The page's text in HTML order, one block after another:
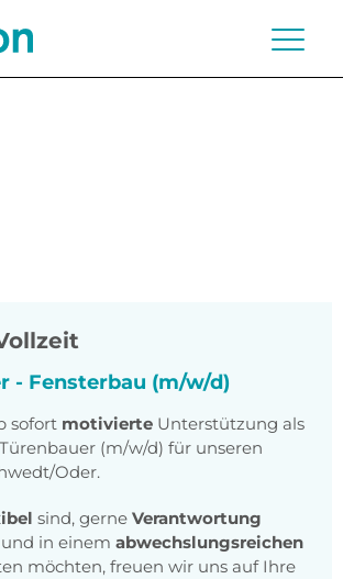
- Fensterbau (m/w/d)
sofort motivierte Unterstützung als
(m/w/d) für unseren
Oder.
sind, gerne Verantwortung
in einem abwechslungsreichen
möchten, freuen wir uns auf Ihre